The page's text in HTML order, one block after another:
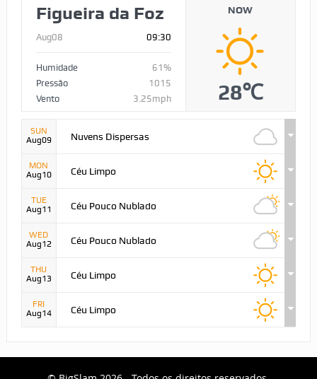
Figueira da Foz
Aug08 09:30
Humidade
61%
Pressão
1015
Vento
3.25mph
NOW
28℃
SUN
Aug09
Nuvens Dispersas
MON
Aug10
Céu Limpo
TUE
Aug11
Céu Pouco Nublado
WED
Aug12
Céu Pouco Nublado
THU
Aug13
Céu Limpo
FRI
Aug14
Céu Limpo